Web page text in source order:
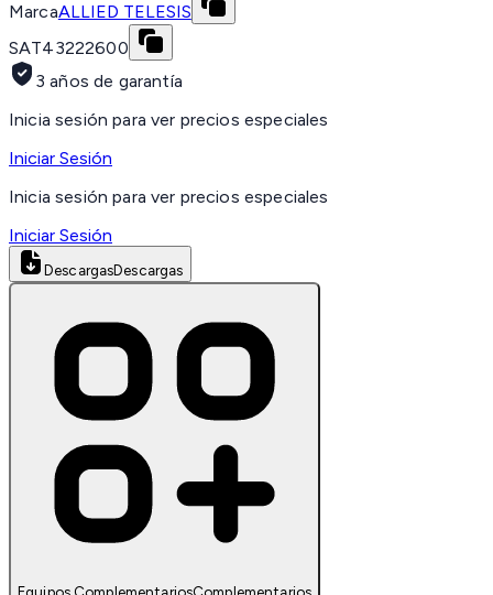
MarcaALLIED TELESIS
SAT43222600
3 años de garantía
Inicia sesión para ver precios especiales
Iniciar Sesión
Inicia sesión para ver precios especiales
Iniciar Sesión
DescargasDescargas